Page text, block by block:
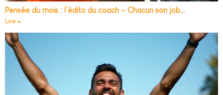
Pensée du mois : l’édito du coach – Chacun son job…
Lire »